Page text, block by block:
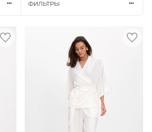
ФИЛЬТРЫ